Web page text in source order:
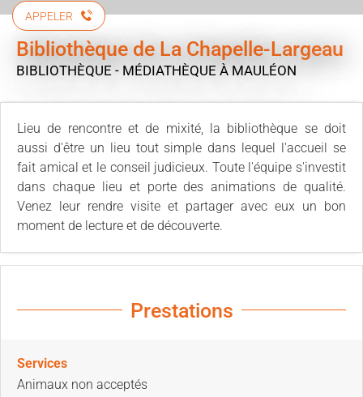
APPELER
Bibliothèque de La Chapelle-Largeau
BIBLIOTHÈQUE - MÉDIATHÈQUE À MAULÉON
Lieu de rencontre et de mixité, la bibliothèque se doit
aussi d'être un lieu tout simple dans lequel l'accueil se
fait amical et le conseil judicieux. Toute l'équipe s'investit
dans chaque lieu et porte des animations de qualité.
Venez leur rendre visite et partager avec eux un bon
moment de lecture et de découverte.
Prestations
Services
Animaux non acceptés